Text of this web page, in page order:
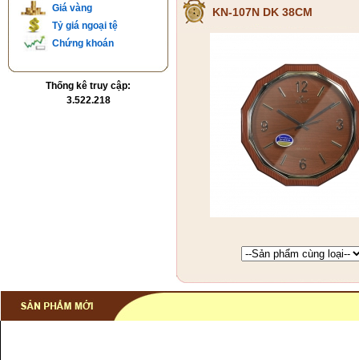
Giá vàng
Tỷ giá ngoại tệ
Chứng khoán
Thống kê truy cập:
3.522.218
KN-107N DK 38CM